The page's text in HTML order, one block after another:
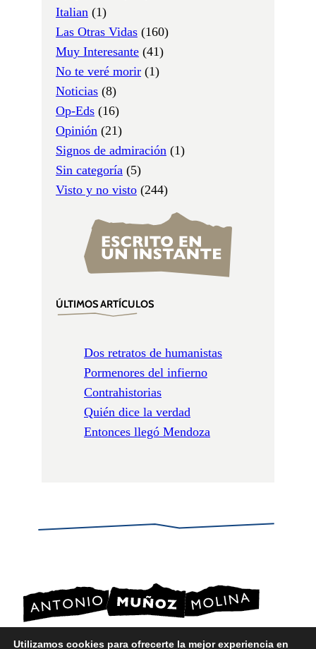
Italian (1)
Las Otras Vidas (160)
Muy Interesante (41)
No te veré morir (1)
Noticias (8)
Op-Eds (16)
Opinión (21)
Signos de admiración (1)
Sin categoría (5)
Visto y no visto (244)
ÚLTIMOS ARTÍCULOS
Dos retratos de humanistas
Pormenores del infierno
Contrahistorias
Quién dice la verdad
Entonces llegó Mendoza
Utilizamos cookies para ofrecerte la mejor experiencia en